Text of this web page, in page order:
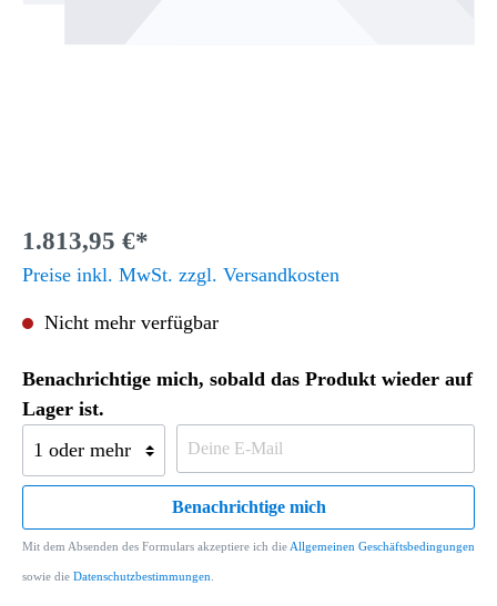
1.813,95 €*
Preise inkl. MwSt. zzgl. Versandkosten
Nicht mehr verfügbar
Benachrichtige mich, sobald das Produkt wieder auf
Lager ist.
Benachrichtige mich
Mit dem Absenden des Formulars akzeptiere ich die Allgemeinen Geschäftsbedingungen
sowie die Datenschutzbestimmungen